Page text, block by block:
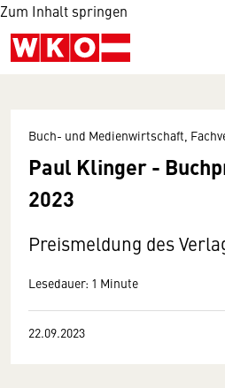
Zum Inhalt springen
Buch- und Medienwirtschaft,
Paul Klinger -
2023
Preismeldung des
Lesedauer: 1 Minute
22.09.2023